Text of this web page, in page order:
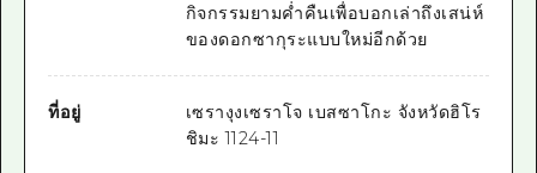
กิจกรรมยามค่ำคืนเพื่อบอกเล่าถึงเสน่ห์
ของดอกซากุระแบบใหม่อีกด้วย
ที่อยู่
เซรางุงเซราโจ เบสซาโกะ จังหวัดฮิโร
ชิมะ 1124-11